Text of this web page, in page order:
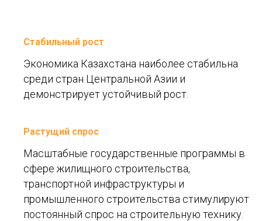
Стабильный рост
Экономика Казахстана наиболее стабильна
среди стран Центральной Азии и
демонстрирует устойчивый рост.
Растущий спрос
Масштабные государственные программы в
сфере жилищного строительства,
транспортной инфраструктуры и
промышленного строительства стимулируют
постоянный спрос на строительную технику.